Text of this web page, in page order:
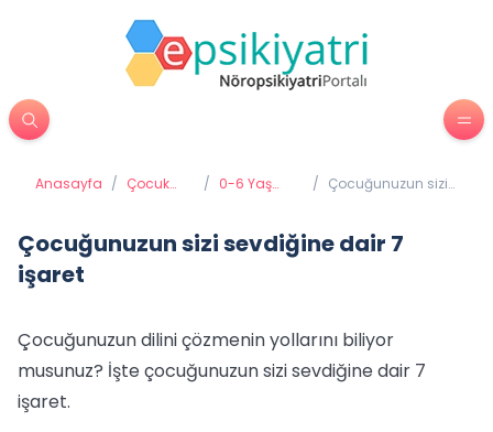
Anasayfa / Çocuk
/ 0-6 Yaş
/ Çocuğunuzun sizi
Çocuğunuzun sizi sevdiğine dair 7
işaret
Çocuğunuzun dilini çözmenin yollarını biliyor
musunuz? İşte çocuğunuzun sizi sevdiğine dair 7
işaret.